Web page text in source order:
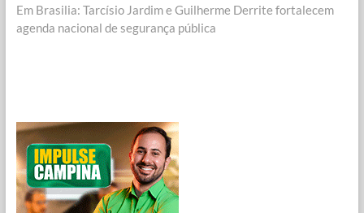
post:
Em Brasilia: Tarcísio Jardim e Guilherme Derrite fortalecem
agenda nacional de segurança pública